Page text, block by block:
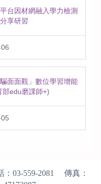
台因材網融入學力檢測
享研習
騙面面觀」數位學習增能
部edu磨課師+)
03-559-2081
傳真：